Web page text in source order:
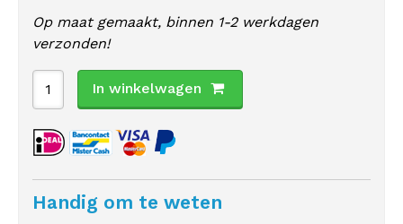
Op maat gemaakt, binnen 1-2 werkdagen
verzonden!
In winkelwagen
Handig om te weten